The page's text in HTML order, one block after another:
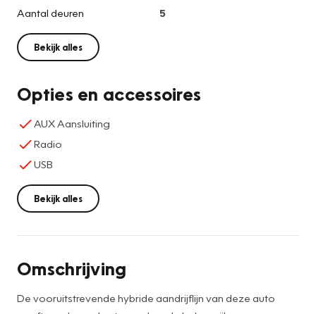
Aantal deuren
5
Bekijk alles
Opties en accessoires
AUX Aansluiting
Radio
USB
Bekijk alles
Omschrijving
De vooruitstrevende hybride aandrijflijn van deze auto